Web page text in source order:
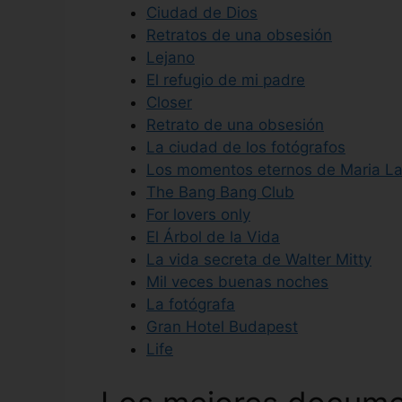
Ciudad de Dios
Retratos de una obsesión
Lejano
El refugio de mi padre
Closer
Retrato de una obsesión
La ciudad de los fotógrafos
Los momentos eternos de Maria
The Bang Bang Club
For lovers only
El Árbol de la Vida
La vida secreta de Walter Mitty
Mil veces buenas noches
La fotógrafa
Gran Hotel Budapest
Life